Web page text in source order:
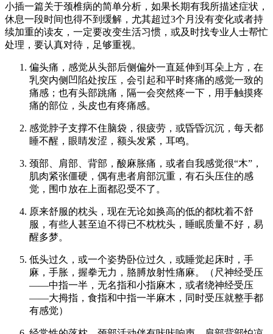
小插一篇关于颈椎病的简单分析，如果长期有我所描述症状，
休息一段时间也得不到缓解，尤其超过3个月没有变化或者持
续加重的读友，一定要改变生活习惯，或及时找专业人士帮忙
处理，要认真对待，足够重视。
偏头痛，感觉从头部后侧偏外一直延伸到耳朵上方，在
乳突内侧凹陷处按压，会引起和平时疼痛的感觉一致的
痛感；也有头部跳痛，隔一会突然疼一下，用手触摸疼
痛的部位，头皮也有疼痛感。
感觉脖子支撑不住脑袋，很疲劳，或昏昏沉沉，每天都
睡不醒，眼睛发涩，额头发紧，耳鸣。
颈部、肩部、背部，酸麻胀痛，或者自我感觉很“木”，
肌肉紧张僵硬，偶有患者肩部沉重，有石头压住的感
觉，围巾放在上面都忍受不了。
原来舒服的枕头，现在无论如换高的低的都枕着不舒
服，有些人甚至迫不得已不枕枕头，睡眠质量不好，易
醒多梦。
低头过久，或一个姿势卧位过久，或睡觉起床时，手
麻，手胀，握拳无力，胳膊放射性痛麻。（尺神经受压
——中指一半，无名指和小指麻木，或者绕神经受压
——大拇指，食指和中指一半麻木，同时受压就整手都
有感觉）